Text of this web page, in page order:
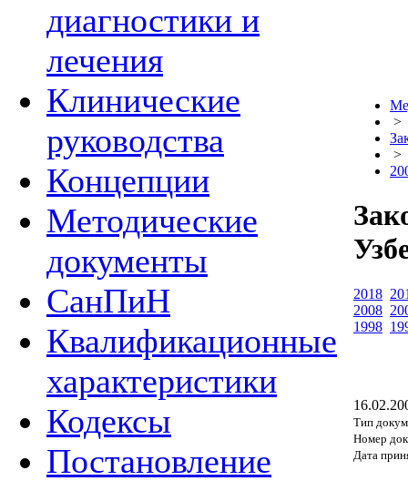
диагностики и
лечения
Клинические
руководства
Концепции
Методические
документы
СанПиН
Квалификационные
характеристики
Кодексы
Постановление
>
>
2018
2008
1998
Тип
Номер
Дата